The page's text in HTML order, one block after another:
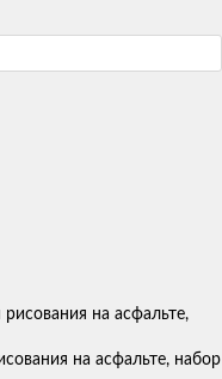
на асфальте, набор